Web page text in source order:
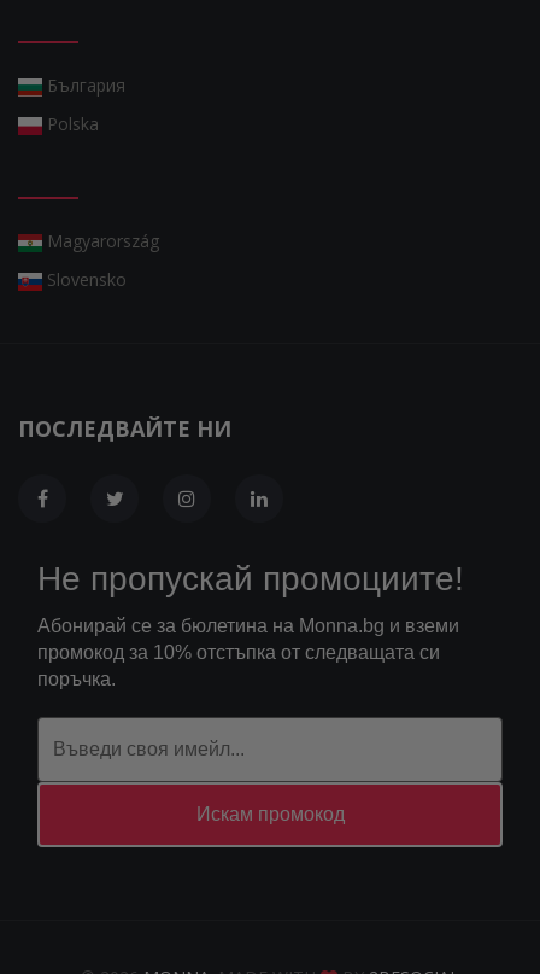
България
Polska
Magyarország
Slovensko
ПОСЛЕДВАЙТЕ НИ
Не пропускай промоциите!
Абонирай се за бюлетина на Monna.bg и вземи
промокод за 10% отстъпка от следващата си
поръчка.
Искам промокод